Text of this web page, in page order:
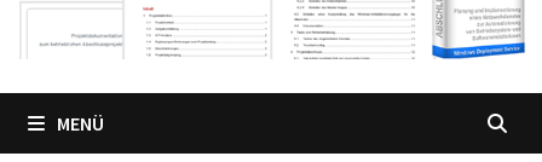
MENÜ